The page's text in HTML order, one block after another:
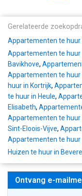
Gerelateerde
Appartementen te huur
Appartementen te huur
Bavikhove,
Appartementen te huur
huur in Kortrijk,
te huur in Heule,
Elisabeth,
Appartementen te huur
Sint-Eloois-Vijve,
Appartementen te huur
Huizen te huur in
Ontvang e-